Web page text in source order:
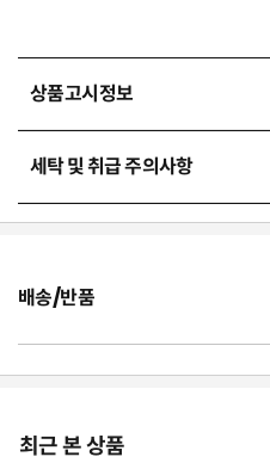
상품고시정보
세탁 및 취급 주의사항
배송/반품
최근 본 상품